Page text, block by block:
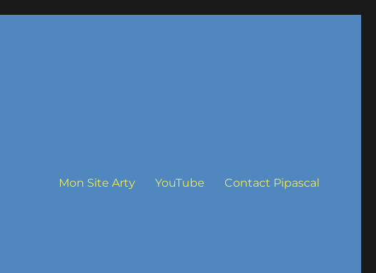
Mon Site Arty YouTube Contact Pipascal